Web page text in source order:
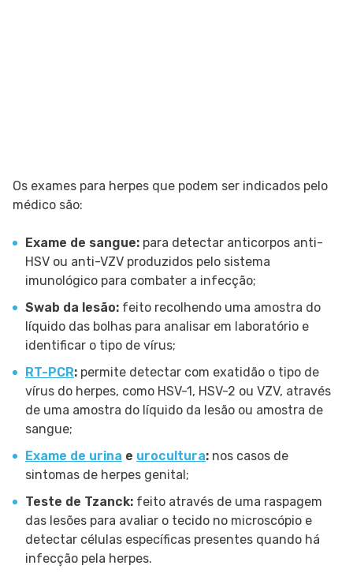
Os exames para herpes que podem ser indicados pelo
médico são:
Exame de sangue: para detectar anticorpos anti-
HSV ou anti-VZV produzidos pelo sistema
imunológico para combater a infecção;
Swab da lesão: feito recolhendo uma amostra do
líquido das bolhas para analisar em laboratório e
identificar o tipo de vírus;
RT-PCR: permite detectar com exatidão o tipo de
vírus do herpes, como HSV-1, HSV-2 ou VZV, através
de uma amostra do líquido da lesão ou amostra de
sangue;
Exame de urina e urocultura: nos casos de
sintomas de herpes genital;
Teste de Tzanck: feito através de uma raspagem
das lesões para avaliar o tecido no microscópio e
detectar células específicas presentes quando há
infecção pela herpes.